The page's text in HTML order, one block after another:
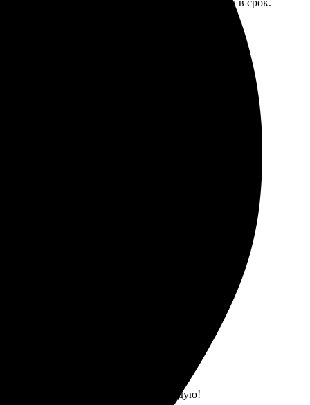
дней. Сначала отправила фото, потом уточнила
оперативная. Результат превзошёл
супер. Всё как и ожидала! Рекомендую!